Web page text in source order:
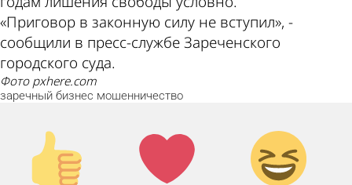
«Приговор в законную силу не вступил», -
сообщили в пресс-службе Зареченского
городского суда.
фото pxhere.com
заречный бизнес мошенничество
Палец
вверх!
Лайк!
Дикий
смех!